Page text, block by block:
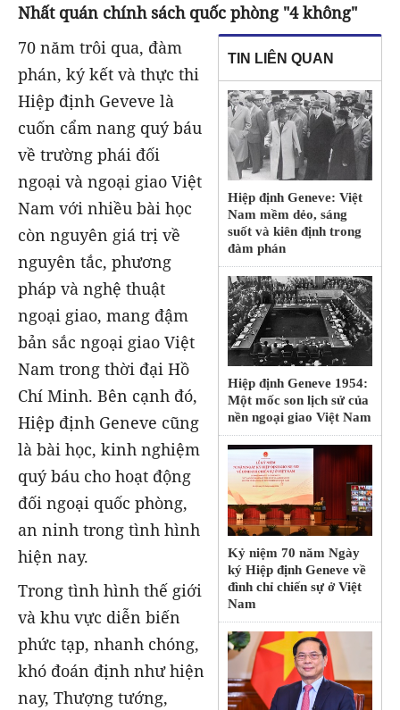
Nhất quán chính sách quốc phòng "4 không"
TIN LIÊN QUAN
Hiệp định Geneve: Việt
Nam mềm dẻo, sáng
suốt và kiên định trong
đàm phán
Hiệp định Geneve 1954:
Một mốc son lịch sử của
nền ngoại giao Việt Nam
Kỷ niệm 70 năm Ngày
ký Hiệp định Geneve về
đình chỉ chiến sự ở Việt
Nam
70 năm trôi qua, đàm
phán, ký kết và thực thi
Hiệp định Geveve là
cuốn cẩm nang quý báu
về trường phái đối
ngoại và ngoại giao Việt
Nam với nhiều bài học
còn nguyên giá trị về
nguyên tắc, phương
pháp và nghệ thuật
ngoại giao, mang đậm
bản sắc ngoại giao Việt
Nam trong thời đại Hồ
Chí Minh. Bên cạnh đó,
Hiệp định Geneve cũng
là bài học, kinh nghiệm
quý báu cho hoạt động
đối ngoại quốc phòng,
an ninh trong tình hình
hiện nay.
Trong tình hình thế giới
và khu vực diễn biến
phức tạp, nhanh chóng,
khó đoán định như hiện
nay, Thượng tướng,